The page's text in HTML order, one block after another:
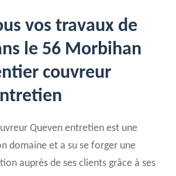
vos travaux de
le 56 Morbihan
couvreur
Queven entretien est une
domaine et a su se forger une
auprès de ses clients grâce à ses